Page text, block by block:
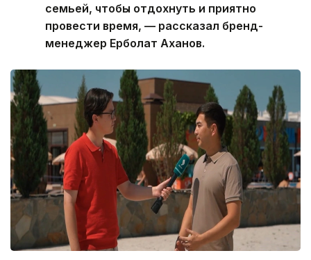
семьей, чтобы отдохнуть и приятно
провести время, — рассказал бренд-
менеджер Ерболат Аханов.